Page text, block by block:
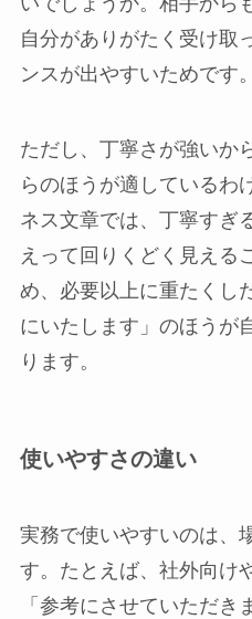
自分がありがたく受け取
ンスが出やすいためです。
ただし、丁寧さが強いか
らのほうが適しているわ
ネス文章では、丁寧すぎ
えって回りくどく見える
め、必要以上に重たくし
にいたします」のほうが
ります。
使いやすさの違い
実務で使いやすいのは、
す。たとえば、社外向け
「参考にさせていただ